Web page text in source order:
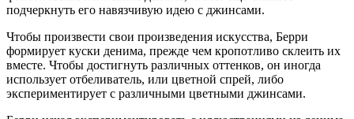
подчеркнуть его навязчивую идею с джинсами.
Чтобы произвести свои произведения искусства, Берри
формирует куски денима, прежде чем кропотливо склеить их
вместе. Чтобы достигнуть различных оттенков, он иногда
использует отбеливатель, или цветной спрей, либо
экспериментирует с различными цветными джинсами.